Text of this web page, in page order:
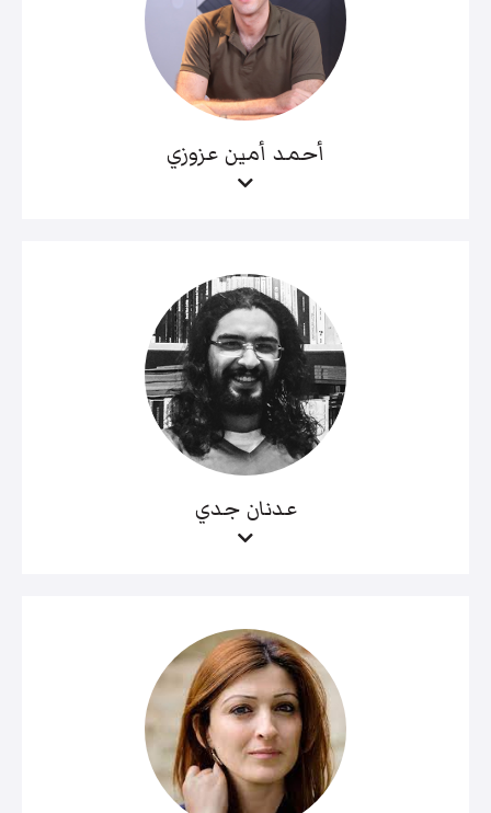
أحمد أمين عزوزي
عدنان جدي